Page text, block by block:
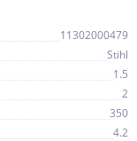
11302000479
Stihl
1.5
2
350
4.2